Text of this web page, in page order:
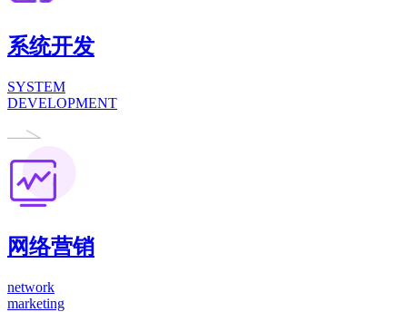
系统开发
SYSTEM
DEVELOPMENT
网络营销
network
marketing